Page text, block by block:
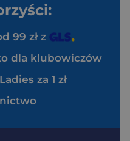
99 zł z
dla klubowiczów
za 1 zł